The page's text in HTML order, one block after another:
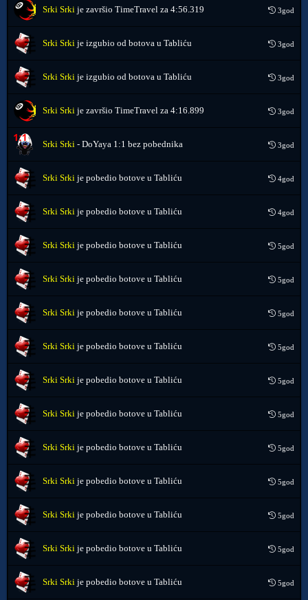
Srki Srki je završio TimeTravel za 4:56.319 3god
Srki Srki je izgubio od botova u Tabliću 3god
Srki Srki je izgubio od botova u Tabliću 3god
Srki Srki je završio TimeTravel za 4:16.899 3god
Srki Srki - DoYaya 1:1 bez pobednika 3god
Srki Srki je pobedio botove u Tabliću 4god
Srki Srki je pobedio botove u Tabliću 4god
Srki Srki je pobedio botove u Tabliću 5god
Srki Srki je pobedio botove u Tabliću 5god
Srki Srki je pobedio botove u Tabliću 5god
Srki Srki je pobedio botove u Tabliću 5god
Srki Srki je pobedio botove u Tabliću 5god
Srki Srki je pobedio botove u Tabliću 5god
Srki Srki je pobedio botove u Tabliću 5god
Srki Srki je pobedio botove u Tabliću 5god
Srki Srki je pobedio botove u Tabliću 5god
Srki Srki je pobedio botove u Tabliću 5god
Srki Srki je pobedio botove u Tabliću 5god